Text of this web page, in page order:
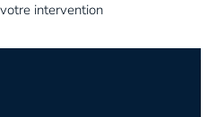
intervention